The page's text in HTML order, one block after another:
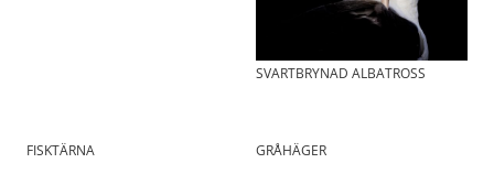
SVARTBRYNAD ALBATROSS
FISKTÄRNA GRÅHÄGER